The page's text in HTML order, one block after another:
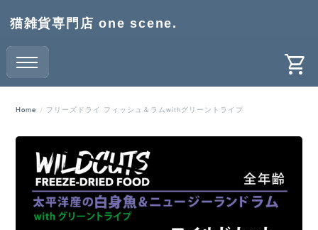
猫雑貨専門店 one scene.
Home フリーズドライ フィッシュ＆ラムwithグリーントライプ